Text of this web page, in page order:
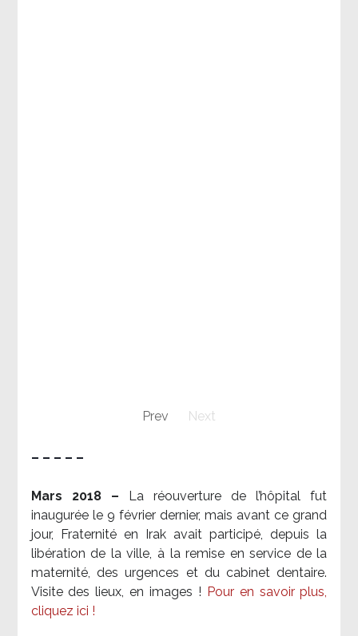
Prev Next
– – – – –
Mars 2018 –
La réouverture de l’hôpital fut
inaugurée le 9 février dernier, mais avant ce grand
jour, Fraternité en Irak avait participé, depuis la
libération de la ville, à la remise en service de la
maternité, des urgences et du cabinet dentaire.
Visite des lieux, en images ! Pour en savoir plus,
cliquez ici !